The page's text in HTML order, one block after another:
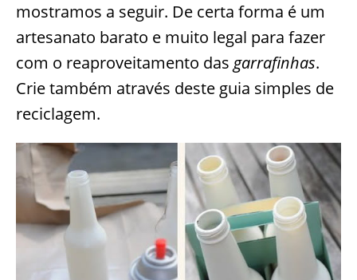
mostramos a seguir. De certa forma é um
artesanato barato e muito legal para fazer
com o reaproveitamento das garrafinhas.
Crie também através deste guia simples de
reciclagem.